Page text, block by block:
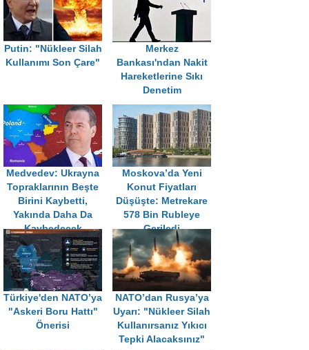
Putin: "Nükleer Silah
Kullanımı Son Çare"
Merkez
Bankası'ndan Nakit
Hareketlerine Sıkı
Denetim
Medvedev: Ukrayna
Topraklarının Beşte
Birini Kaybetti,
Yakında Daha Da
Kaybedecek
Moskova’da Yeni
Konut Fiyatları
Düşüşte: Metrekare
578 Bin Rubleye
Geriledi
Türkiye'den NATO’ya
"Askeri Boru Hattı"
Önerisi
NATO’dan Rusya’ya
Uyarı: "Nükleer Silah
Kullanırsanız Yıkıcı
Tepki Alacaksınız"